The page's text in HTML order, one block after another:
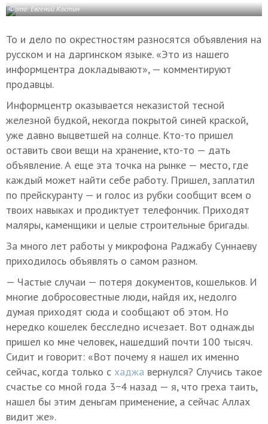
Фото: Евгений Костин
То и дело по окрестностям разносятся объявления на
русском и на даргинском языке. «Это из нашего
информцентра докладывают», — комментируют
продавцы.
Информцентр оказывается неказистой тесной
железной будкой, некогда покрытой синей краской,
уже давно выцветшей на солнце. Кто-то пришел
оставить свои вещи на хранение, кто-то — дать
объявление. А еще эта точка на рынке — место, где
каждый может найти себе работу. Пришел, заплатил
по прейскуранту — и голос из рубки сообщит всем о
твоих навыках и продиктует телефончик. Приходят
маляры, каменщики и целые строительные бригады.
За много лет работы у микрофона Раджабу Суннаеву
приходилось объявлять о самом разном.
— Частые случаи — потеря документов, кошельков. И
многие добросовестные люди, найдя их, недолго
думая приходят сюда и сообщают об этом. Но
нередко кошелек бесследно исчезает. Вот однажды
пришел ко мне человек, нашедший почти 100 тысяч.
Сидит и говорит: «Вот почему я нашел их именно
сейчас, когда только с хаджа вернулся? Случись такое
счастье со мной года 3−4 назад — я, что греха таить,
нашел бы этим деньгам применение, а сейчас Аллах
видит же».